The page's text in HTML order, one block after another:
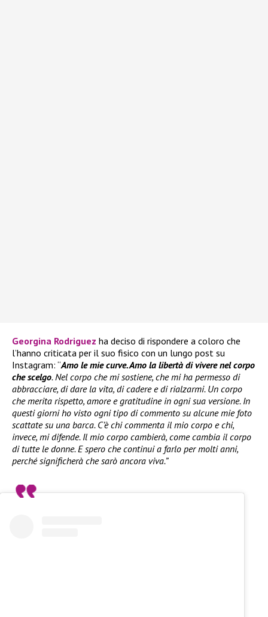
Georgina Rodriguez ha deciso di rispondere a coloro che
l’hanno criticata per il suo fisico con un lungo post su
Instagram: “Amo le mie curve. Amo la libertà di vivere nel corpo
che scelgo. Nel corpo che mi sostiene, che mi ha permesso di
abbracciare, di dare la vita, di cadere e di rialzarmi. Un corpo
che merita rispetto, amore e gratitudine in ogni sua versione. In
questi giorni ho visto ogni tipo di commento su alcune mie foto
scattate su una barca. C’è chi commenta il mio corpo e chi,
invece, mi difende. Il mio corpo cambierà, come cambia il corpo
di tutte le donne. E spero che continui a farlo per molti anni,
perché significherà che sarò ancora viva.”